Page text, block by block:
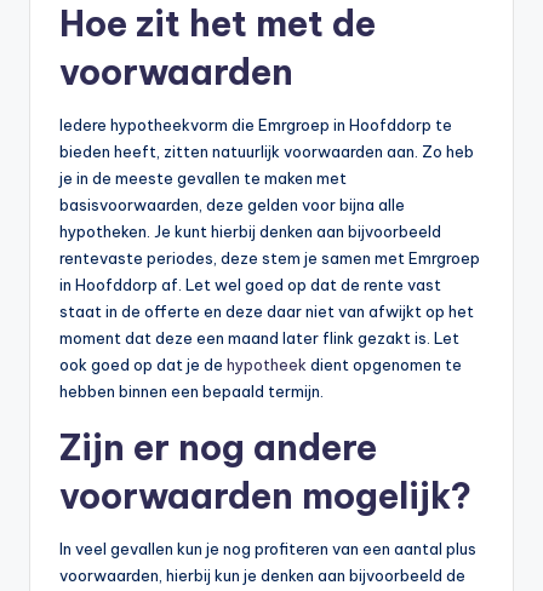
Hoe zit het met de
voorwaarden
Iedere hypotheekvorm die Emrgroep in Hoofddorp te
bieden heeft, zitten natuurlijk voorwaarden aan. Zo heb
je in de meeste gevallen te maken met
basisvoorwaarden, deze gelden voor bijna alle
hypotheken. Je kunt hierbij denken aan bijvoorbeeld
rentevaste periodes, deze stem je samen met Emrgroep
in Hoofddorp af. Let wel goed op dat de rente vast
staat in de offerte en deze daar niet van afwijkt op het
moment dat deze een maand later flink gezakt is. Let
ook goed op dat je de hypotheek dient opgenomen te
hebben binnen een bepaald termijn.
Zijn er nog andere
voorwaarden mogelijk?
In veel gevallen kun je nog profiteren van een aantal plus
voorwaarden, hierbij kun je denken aan bijvoorbeeld de